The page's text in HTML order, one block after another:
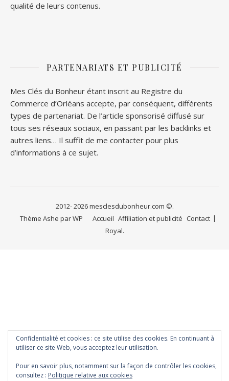
qualité de leurs contenus.
PARTENARIATS ET PUBLICITÉ
Mes Clés du Bonheur étant inscrit au Registre du
Commerce d’Orléans accepte, par conséquent, différents
types de partenariat. De l’article sponsorisé diffusé sur
tous ses réseaux sociaux, en passant par les backlinks et
autres liens… Il suffit de me contacter pour plus
d’informations à ce sujet.
2012- 2026 mesclesdubonheur.com ©.
Accueil Affiliation et publicité Contact
Thème Ashe parWP
Royal.
Confidentialité et cookies : ce site utilise des cookies. En continuant à
utiliser ce site Web, vous acceptez leur utilisation.
Pour en savoir plus, notamment sur la façon de contrôler les cookies,
consultez : Politique relative aux cookies